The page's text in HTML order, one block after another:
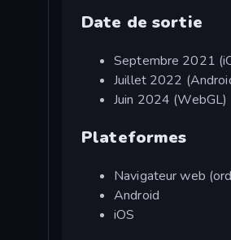
Date de sortie
Septembre 2021
Juillet 2022
Juin 2024 (WebGL)
Plateformes
Navigateur web
Android
iOS